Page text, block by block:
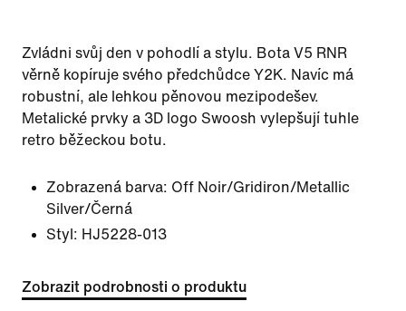
Zvládni svůj den v pohodlí a stylu. Bota V5 RNR
věrně kopíruje svého předchůdce Y2K. Navíc má
robustní, ale lehkou pěnovou mezipodešev.
Metalické prvky a 3D logo Swoosh vylepšují tuhle
retro běžeckou botu.
Zobrazená barva: Off Noir/Gridiron/Metallic
Silver/Černá
Styl: HJ5228-013
Zobrazit podrobnosti o produktu